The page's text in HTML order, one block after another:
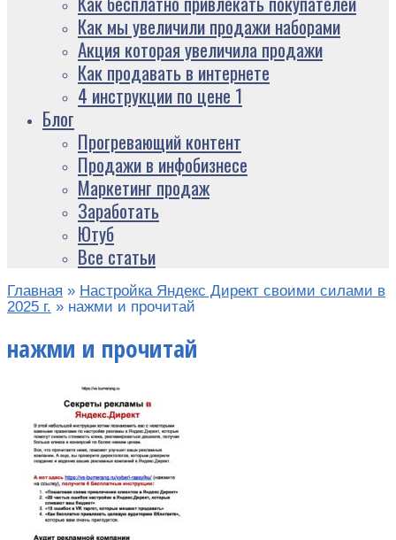
Как мы увеличили продажи наборами
Акция которая увеличила продажи
Как продавать в интернете
4 инструкции по цене 1
Блог
Прогревающий контент
Продажи в инфобизнесе
Маркетинг продаж
Заработать
Ютуб
Все статьи
Главная » Настройка Яндекс Директ своими силами в
2025 г. » нажми и прочитай
нажми и прочитай